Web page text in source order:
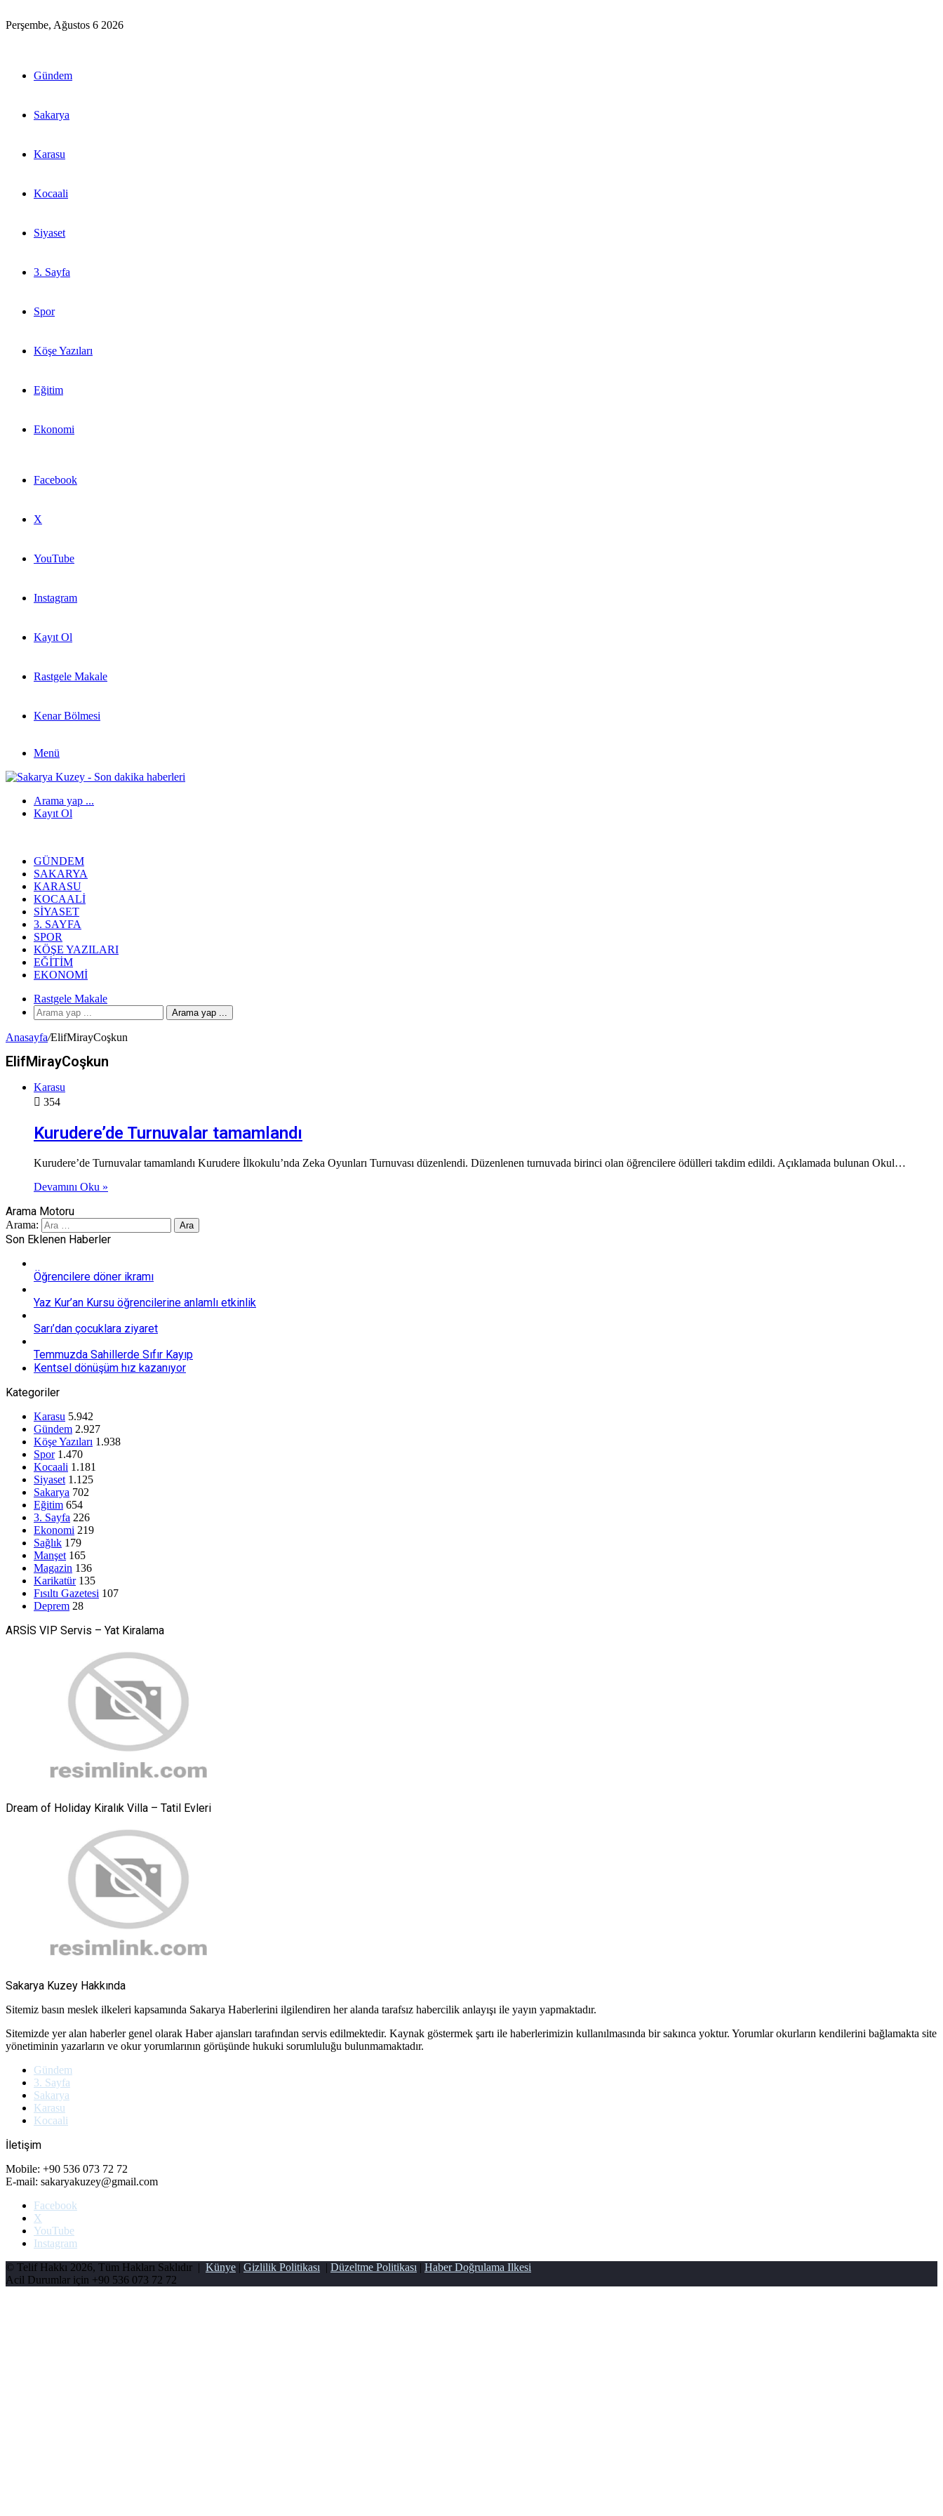
Perşembe, Ağustos 6 2026
Gündem
Sakarya
Karasu
Kocaali
Siyaset
3. Sayfa
Spor
Köşe Yazıları
Eğitim
Ekonomi
Facebook
X
YouTube
Instagram
Kayıt Ol
Rastgele Makale
Kenar Bölmesi
Menü
Arama yap ...
Kayıt Ol
GÜNDEM
SAKARYA
KARASU
KOCAALI
SIYASET
3. SAYFA
SPOR
KÖŞE YAZILARI
EĞITIM
EKONOMI
Rastgele Makale
Arama yap ...
Anasayfa/ElifMirayCoşkun
ElifMirayCoşkun
Karasu
354
Kurudere’de Turnuvalar tamamlandı
Kurudere’de Turnuvalar tamamlandı Kurudere İlkokulu’nda Zeka Oyunları Turnuvası düzenlendi. Düzenlenen turnuvada birinci olan öğrencilere ödülleri takdim edildi. Açıklamada bulunan Okul…
Devamını Oku »
Arama Motoru
Arama:
Son Eklenen Haberler
Öğrencilere döner ikramı
Yaz Kur’an Kursu öğrencilerine anlamlı etkinlik
Sarı’dan çocuklara ziyaret
Temmuzda Sahillerde Sıfır Kayıp
Kentsel dönüşüm hız kazanıyor
Kategoriler
Karasu 5.942
Gündem 2.927
Köşe Yazıları 1.938
Spor 1.470
Kocaali 1.181
Siyaset 1.125
Sakarya 702
Eğitim 654
3. Sayfa 226
Ekonomi 219
Sağlık 179
Manşet 165
Magazin 136
Karikatür 135
Fısıltı Gazetesi 107
Deprem 28
ARSİS VIP Servis – Yat Kiralama
Dream of Holiday Kiralık Villa – Tatil Evleri
Sakarya Kuzey Hakkında
Sitemiz basın meslek ilkeleri kapsamında Sakarya Haberlerini ilgilendiren her alanda tarafsız habercilik anlayışı ile yayın yapmaktadır.
Sitemizde yer alan haberler genel olarak Haber ajansları tarafından servis edilmektedir. Kaynak göstermek şartı ile haberlerimizin kullanılmasında bir sakınca yoktur. Yorumlar okurların kendilerini bağlamakta site
yönetiminin yazarların ve okur yorumlarının görüşünde hukuki sorumluluğu bulunmamaktadır.
Gündem
3. Sayfa
Sakarya
Karasu
Kocaali
İletişim
Mobile: +90 536 073 72 72
E-mail: sakaryakuzey@gmail.com
Facebook
X
YouTube
Instagram
© Telif Hakkı 2026, Tüm Hakları Saklıdır | Künye | Gizlilik Politikası | Düzeltme Politikası | Haber Doğrulama Ilkesi
Acil Durumlar için +90 536 073 72 72